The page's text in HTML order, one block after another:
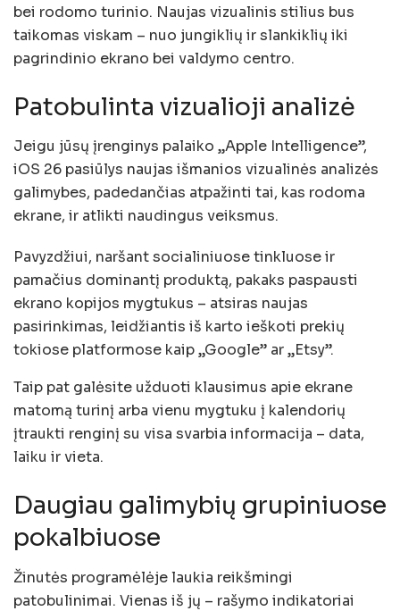
bei rodomo turinio. Naujas vizualinis stilius bus
taikomas viskam – nuo jungiklių ir slankiklių iki
pagrindinio ekrano bei valdymo centro.
Patobulinta vizualioji analizė
Jeigu jūsų įrenginys palaiko „Apple Intelligence”,
iOS 26 pasiūlys naujas išmanios vizualinės analizės
galimybes, padedančias atpažinti tai, kas rodoma
ekrane, ir atlikti naudingus veiksmus.
Pavyzdžiui, naršant socialiniuose tinkluose ir
pamačius dominantį produktą, pakaks paspausti
ekrano kopijos mygtukus – atsiras naujas
pasirinkimas, leidžiantis iš karto ieškoti prekių
tokiose platformose kaip „Google” ar „Etsy”.
Taip pat galėsite užduoti klausimus apie ekrane
matomą turinį arba vienu mygtuku į kalendorių
įtraukti renginį su visa svarbia informacija – data,
laiku ir vieta.
Daugiau galimybių grupiniuose
pokalbiuose
Žinutės programėlėje laukia reikšmingi
patobulinimai. Vienas iš jų – rašymo indikatoriai